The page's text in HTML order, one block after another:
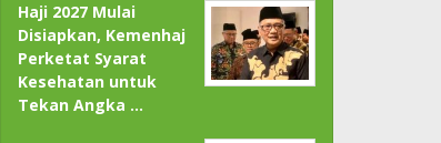
Haji 2027 Mulai
Disiapkan, Kemenhaj
Perketat Syarat
Kesehatan untuk
Tekan Angka …